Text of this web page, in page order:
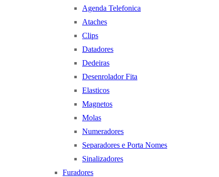
Agenda Telefonica
Ataches
Clips
Datadores
Dedeiras
Desenrolador Fita
Elasticos
Magnetos
Molas
Numeradores
Separadores e Porta Nomes
Sinalizadores
Furadores